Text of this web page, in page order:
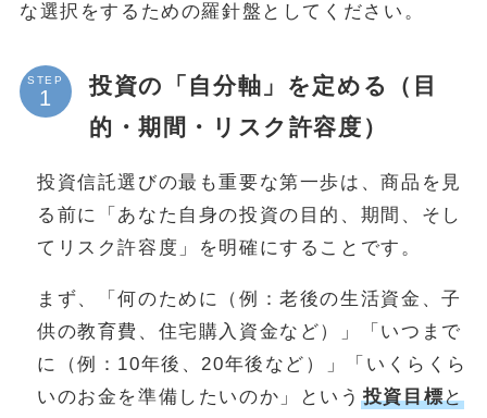
な選択をするための羅針盤としてください。
STEP
投資の「自分軸」を定める（目
的・期間・リスク許容度）
投資信託選びの最も重要な第一歩は、商品を見
る前に「あなた自身の投資の目的、期間、そし
てリスク許容度」を明確にすることです。
まず、「何のために（例：老後の生活資金、子
供の教育費、住宅購入資金など）」「いつまで
に（例：10年後、20年後など）」「いくらくら
いのお金を準備したいのか」という 投資目標と